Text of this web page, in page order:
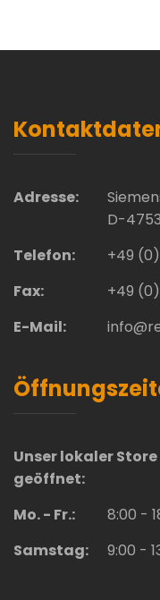
Adresse:
D-
Telefon:
+49
Fax:
+49
E-Mail:
Unser lokaler
geöffnet:
Mo. - Fr.:
8:00 -
Samstag:
9:00 -